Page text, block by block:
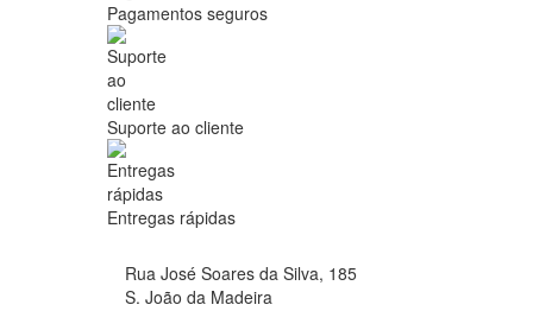
Pagamentos seguros
Suporte ao cliente
Entregas rápidas
Rua José Soares da Silva, 185
S. João da Madeira